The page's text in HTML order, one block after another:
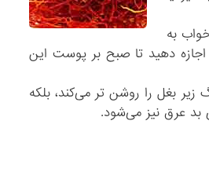
به
اجازه دهید تا صبح بر پوست این
زیر بغل را روشن تر می‌کند، بلکه
بد عرق نیز می‌شود.